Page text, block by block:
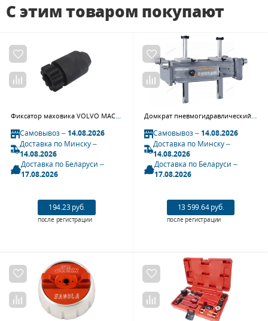
С этим товаром покупают
Фиксатор маховика VOLVO МАСТАК 103-21702
Самовывоз –14.08.2026
Доставка по Минску –
14.08.2026
Доставка по Беларуси –
17.08.2026
194.23 руб.
после регистрации
Домкрат пневмогидравлический ямный двухштоковый (канавный подъемник) 20т NORDBERG N502T
Самовывоз –14.08.2026
Доставка по Минску –
14.08.2026
Доставка по Беларуси –
17.08.2026
13 599.64 руб.
после регистрации